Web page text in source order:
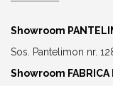
Showroom
Sos. Pantelimon nr.
Showroom FABRICA